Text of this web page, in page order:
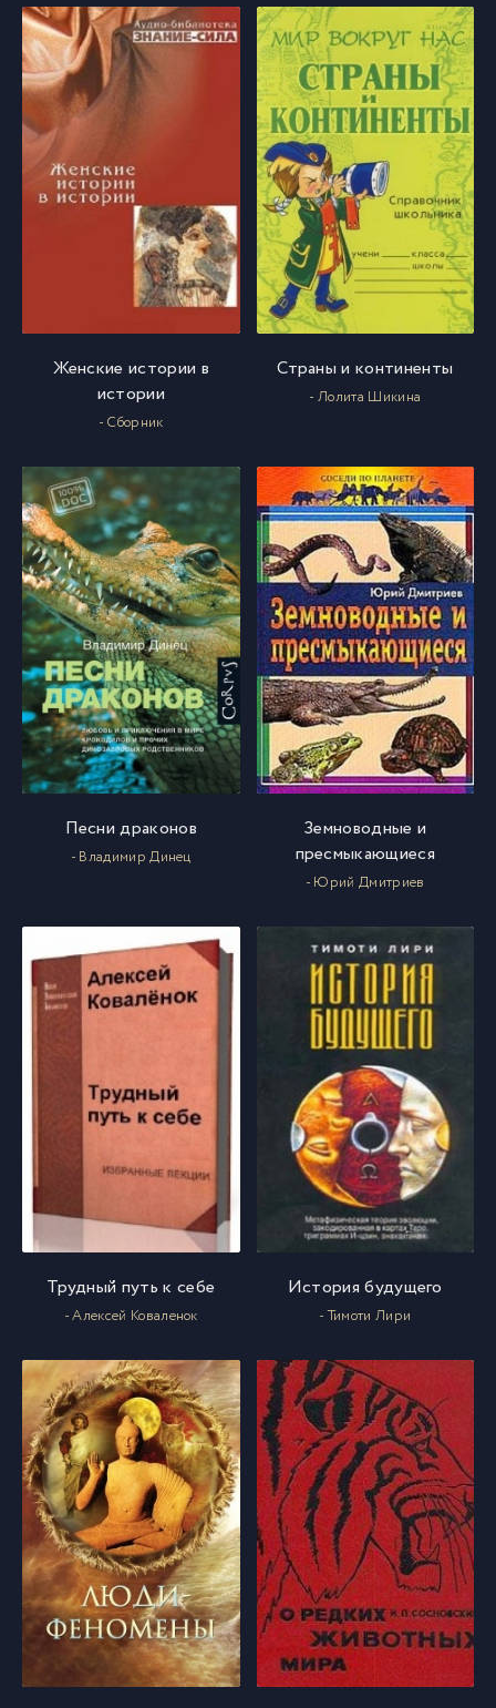
13 Ptitsy_01_13
Ptitsy_01_14
15 Ptitsy_01_15
Ptitsy_01_16
Ptitsy_01_18
19 Ptitsy_01_19
20 Ptitsy_01_20
21 Ptitsy_01_21
22 Ptitsy_01_22
23 Ptitsy_01_23
Ptitsy_01_24
Ptitsy_01_25
27 Ptitsy_01_27
33 Ptitsy_01_33
34 Ptitsy_01_34
35 Ptitsy_01_35
36 Ptitsy_01_36
Ptitsy_01_37
Женские истории в
истории
- Сборник
Страны и континенты
- Лолита Шикина
Песни драконов
- Владимир Динец
Земноводные и
пресмыкающиеся
- Юрий Дмитриев
Трудный путь к себе
- Алексей Коваленок
История будущего
- Тимоти Лири